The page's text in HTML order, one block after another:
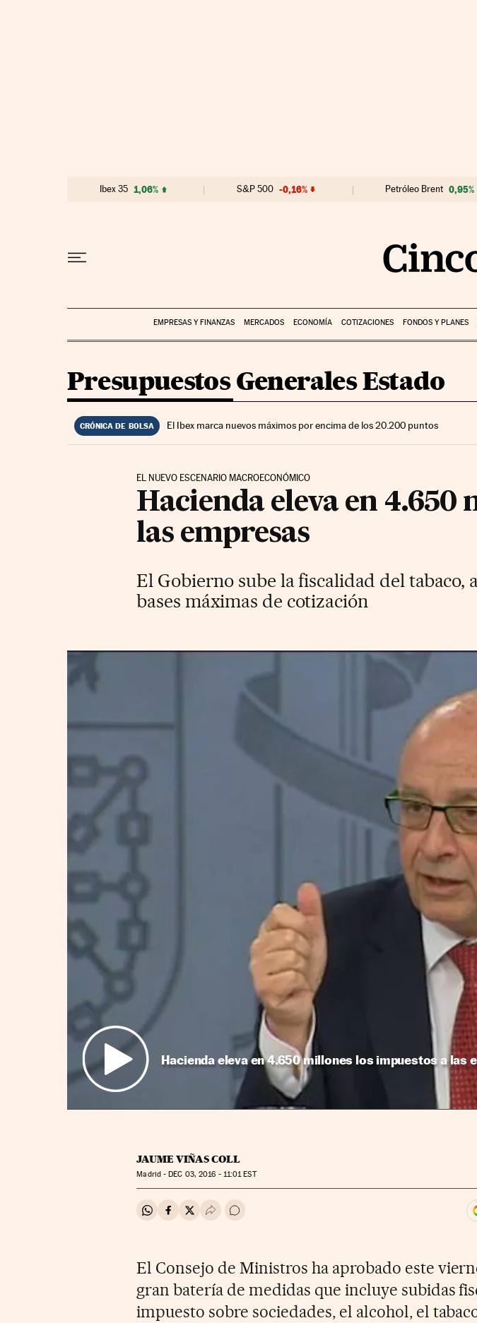
Ibex 35 1,06% S&P 500 -0,16% Petróleo Brent 0,95%
EMPRESAS Y FINANZAS MERCADOS ECONOMÍA COTIZACIONES FONDOS Y PLANES
Presupuestos Generales Estado
CRÓNICA DE BOLSA El Ibex marca nuevos máximos por encima de los 20.200 puntos
EL NUEVO ESCENARIO MACROECONÓMICO
Hacienda eleva en 4.650
las empresas
El Gobierno sube la fiscalidad del tabaco,
bases máximas de cotización
Hacienda eleva en 4.650 millones los impuestos a las
JAUME VIÑAS COLL
Madrid - DEC 03, 2016 - 11:01EST
Compartir en Whatsapp
Compartir en Facebook
Compartir en Twitter
Desplegar Redes Sociales
Ir a los comentarios
El Consejo de Ministros ha aprobado este
gran batería de medidas que incluye subidas
impuesto sobre sociedades, el alcohol, el